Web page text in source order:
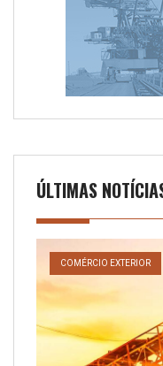
ÚLTIMAS
COMÉRCIO EXTERIOR